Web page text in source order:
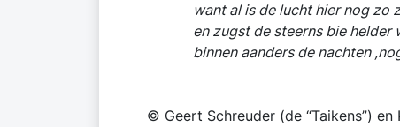
want al is de lucht hier nog zo
en zugst de steerns bie helder
binnen aanders de nachten ,nog
© Geert Schreuder (de “Taikens”)